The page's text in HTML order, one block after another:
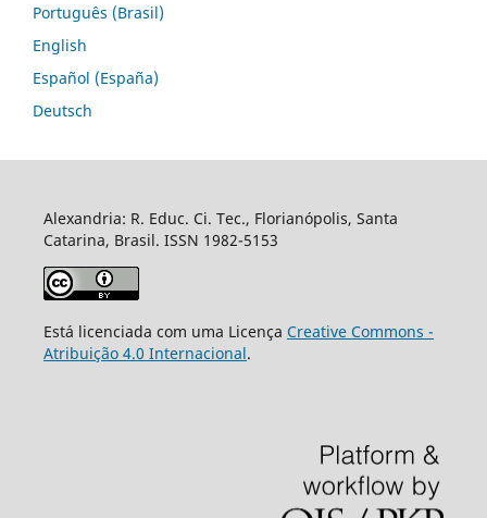
Português (Brasil)
English
Español (España)
Deutsch
Alexandria: R. Educ. Ci. Tec., Florianópolis, Santa
Catarina, Brasil. ISSN 1982-5153
Está licenciada com uma Licença Creative Commons -
Atribuição 4.0 Internacional.